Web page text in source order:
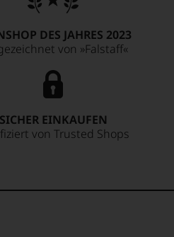
DES JAHRES 2023
von »Falstaff«
SICHER EINKAUFEN
von Trusted Shops